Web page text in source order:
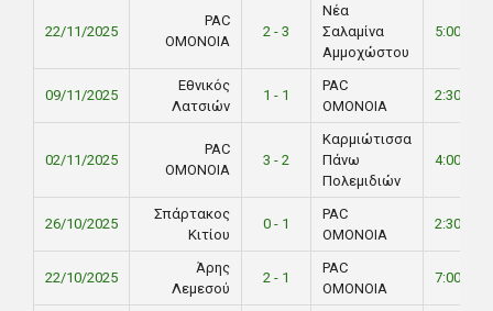
22/11/2025
PAC
ΟΜΟΝΟΙΑ
2 - 3
Νέα
Σαλαμίνα
Αμμοχώστου
5:00 PM
09/11/2025
Εθνικός
Λατσιών
1 - 1
PAC
ΟΜΟΝΟΙΑ
2:30 PM
02/11/2025
PAC
ΟΜΟΝΟΙΑ
3 - 2
Καρμιώτισσα
Πάνω
Πολεμιδιών
4:00 PM
26/10/2025
Σπάρτακος
Κιτίου
0 - 1
PAC
ΟΜΟΝΟΙΑ
2:30 PM
22/10/2025
Άρης
Λεμεσού
2 - 1
PAC
ΟΜΟΝΟΙΑ
7:00 PM